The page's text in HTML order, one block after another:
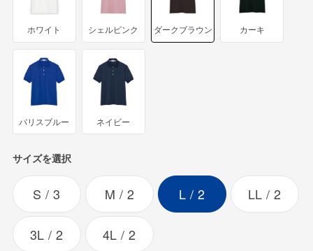
ホワイト シェルピンク ダークブラウン カーキ
パリスブルー ネイビー
サイズを選択
S 3 M 2 L 2 LL 2
3L 2 4L 2